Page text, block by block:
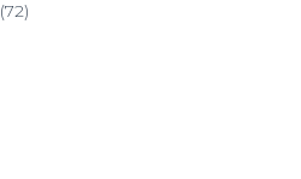
(72)